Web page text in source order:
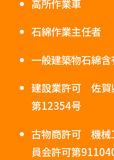
高所作業車
石綿作業主任者
一般建築物石綿
建設業許可 佐賀
第12354号
古物商許可 機械
員会許可第